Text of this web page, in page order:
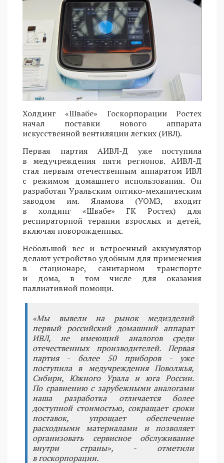
Холдинг «Швабе» Госкорпорации Ростех
начал поставки нового аппарата
искусственной вентиляции легких (ИВЛ).
Первая партия АИВЛ-Д уже поступила
в медучреждения пяти регионов. АИВЛ-Д
стал первым отечественным аппаратом ИВЛ
с режимом домашнего использования. Он
разработан Уральским оптико-механическим
заводом им. Яламова (УОМЗ, входит
в холдинг «Швабе» ГК Ростех) для
респираторной терапии взрослых и детей,
включая новорожденных.
Небольшой вес и встроенный аккумулятор
делают устройство удобным для применения
в стационаре, санитарном транспорте
и дома, в том числе для оказания
паллиативной помощи.
«Мы вывели на рынок медизделий
первый российский домашний аппарат
ИВЛ, не имеющий аналогов среди
отечественных производителей. Первая
партия - более 50 приборов - уже
поступила в медучреждения Поволжья,
Сибири, Южного Урала и юга России.
По сравнению с зарубежными аналогами
наша разработка отличается более
доступной стоимостью, сокращает сроки
поставок, упрощает обеспечение
расходными материалами и позволяет
организовать сервисное обслуживание
внутри страны», - отметили
в госкорпорации.